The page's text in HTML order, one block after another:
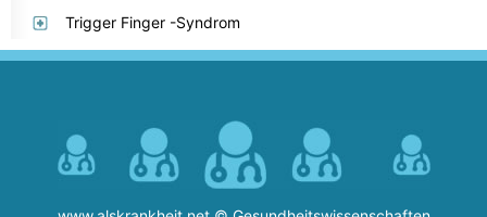
Trigger Finger -Syndrom